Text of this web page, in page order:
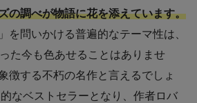
の調べが物語に花を添えています。
を問いかける普遍的なテーマ性は、
た今も色あせることはありませ
徴する不朽の名作と言えるでしょ
なベストセラーとなり、作者ロバ